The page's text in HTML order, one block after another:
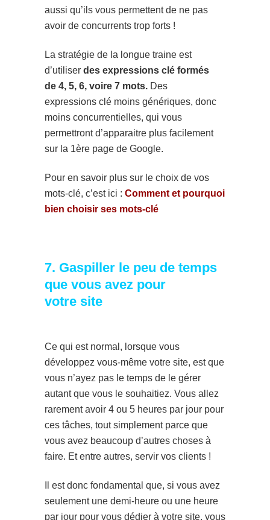
aussi qu’ils vous permettent de ne pas
avoir de concurrents trop forts !
La stratégie de la longue traine est
d’utiliser des expressions clé formés
de 4, 5, 6, voire 7 mots. Des
expressions clé moins génériques, donc
moins concurrentielles, qui vous
permettront d’apparaitre plus facilement
sur la 1ère page de Google.
Pour en savoir plus sur le choix de vos
mots-clé, c’est ici : Comment et pourquoi
bien choisir ses mots-clé
7. Gaspiller le peu de temps
que vous avez pour
votre site
Ce qui est normal, lorsque vous
développez vous-même votre site, est que
vous n’ayez pas le temps de le gérer
autant que vous le souhaitiez. Vous allez
rarement avoir 4 ou 5 heures par jour pour
ces tâches, tout simplement parce que
vous avez beaucoup d’autres choses à
faire. Et entre autres, servir vos clients !
Il est donc fondamental que, si vous avez
seulement une demi-heure ou une heure
par jour pour vous dédier à votre site, vous